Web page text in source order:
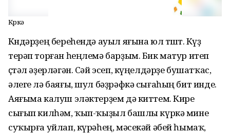
Күркә
Көндәрҙең береһендә ауыл яғына юл төштө. Күҙ
терәп торған һеңлемә барҙым. Бик матур итеп
өҫтәл әҙерләгән. Сәй эсеп, кү­ңелдәрҙе бушатҡас,
әле­ге лә баяғы, шул бәҙ­рәфкә сығаһың бит инде.
Аяғыма калуш эләк­тер­ҙем дә киттем. Кире
сығып кил­һәм, ҡып-ҡыҙыл башлы күркә мине
суҡырға уйлап, кү­рәһең, мәсекәй әбей һымаҡ,